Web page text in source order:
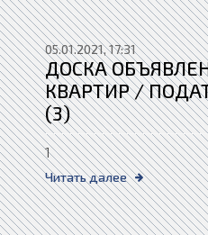
05.01.2021, 17:31
ДОСКА
КВАРТИР /
(3)
1
Читать далее